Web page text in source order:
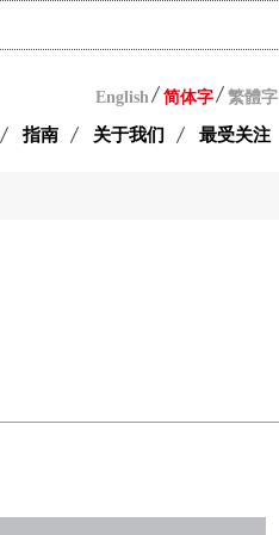
English 简体字 繁體字
指南 关于我们 最受关注